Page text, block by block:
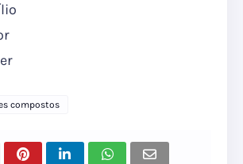
compostos